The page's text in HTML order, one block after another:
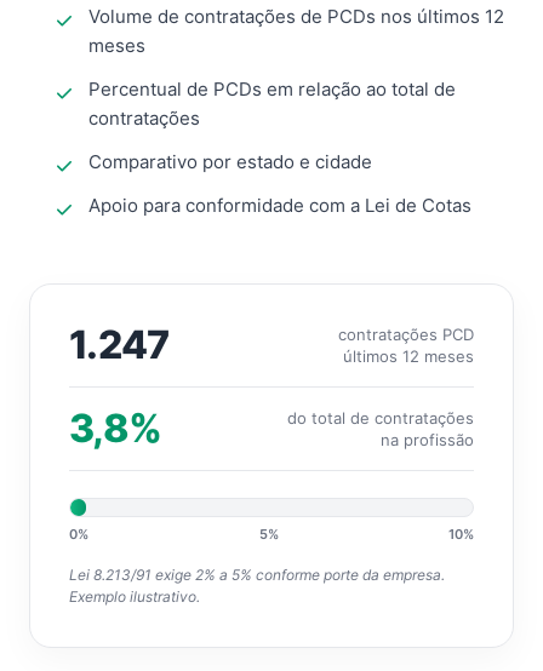
Volume de contratações de PCDs nos últimos 12
meses
Percentual de PCDs em relação ao total de
contratações
Comparativo por estado e cidade
Apoio para conformidade com a Lei de Cotas
1.247
contratações PCD
últimos 12 meses
3,8%
do total de contratações
na profissão
0% 5% 10%
Lei 8.213/91 exige 2% a 5% conforme porte da empresa.
Exemplo ilustrativo.